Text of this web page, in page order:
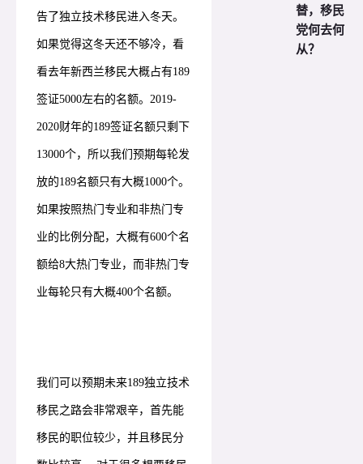
告了独立技术移民进入冬天。
如果觉得这冬天还不够冷，看
看去年新西兰移民大概占有189
签证5000左右的名额。2019-
2020财年的189签证名额只剩下
13000个，所以我们预期每轮发
放的189名额只有大概1000个。
如果按照热门专业和非热门专
业的比例分配，大概有600个名
额给8大热门专业，而非热门专
业每轮只有大概400个名额。
我们可以预期未来189独立技术
移民之路会非常艰辛，首先能
移民的职位较少，并且移民分
替，移民
党何去何
从？